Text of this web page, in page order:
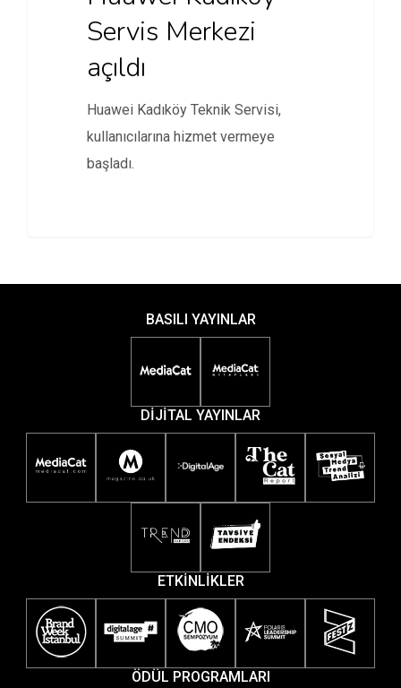
Servis Merkezi
açıldı
Huawei Kadıköy Teknik Servisi,
kullanıcılarına hizmet vermeye
başladı.
BASILI YAYINLAR
DİJİTAL YAYINLAR
ETKİNLİKLER
ÖDÜL PROGRAMLARI